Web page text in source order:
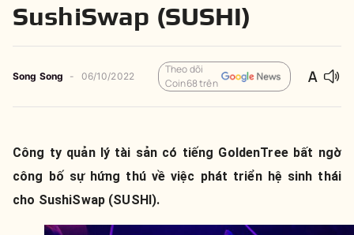
SushiSwap (SUSHI)
Song Song - 06/10/2022
Theo dõi
Coin68 trên
Công ty quản lý tài sản có tiếng GoldenTree bất ngờ
công bố sự hứng thú về việc phát triển hệ sinh thái
cho SushiSwap (SUSHI).